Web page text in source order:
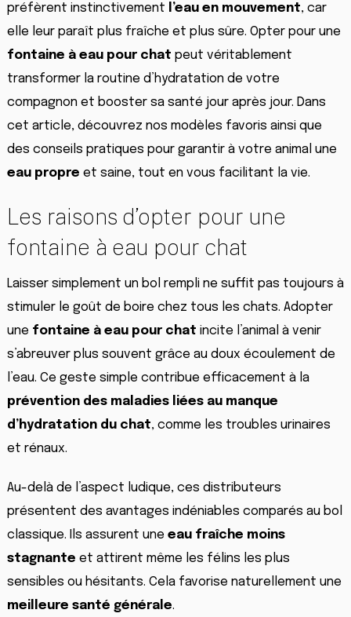
préfèrent instinctivement
l’eau en mouvement, car
elle leur paraît plus fraîche et plus sûre. Opter pour une
fontaine à eau pour chat peut véritablement
transformer la routine d’hydratation de votre
compagnon et booster sa santé jour après jour. Dans
cet article, découvrez nos modèles favoris ainsi que
des conseils pratiques pour garantir à votre animal une
eau propre et saine, tout en vous facilitant la vie.
Les raisons d’opter pour une
fontaine à eau pour chat
Laisser simplement un bol rempli ne suffit pas toujours à
stimuler le goût de boire chez tous les chats. Adopter
une fontaine à eau pour chat incite l’animal à venir
s’abreuver plus souvent grâce au doux écoulement de
l’eau. Ce geste simple contribue efficacement à la
prévention des maladies liées au manque
d’hydratation du chat, comme les troubles urinaires
et rénaux.
Au-delà de l’aspect ludique, ces distributeurs
présentent des avantages indéniables comparés au bol
classique. Ils assurent une eau fraîche moins
stagnante et attirent même les félins les plus
sensibles ou hésitants. Cela favorise naturellement une
meilleure santé générale.